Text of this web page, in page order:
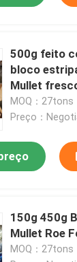
500g feito
bloco
Mullet
MOQ：27tons
Preço：
150g 450g
Mullet Roe
MOQ：27tons